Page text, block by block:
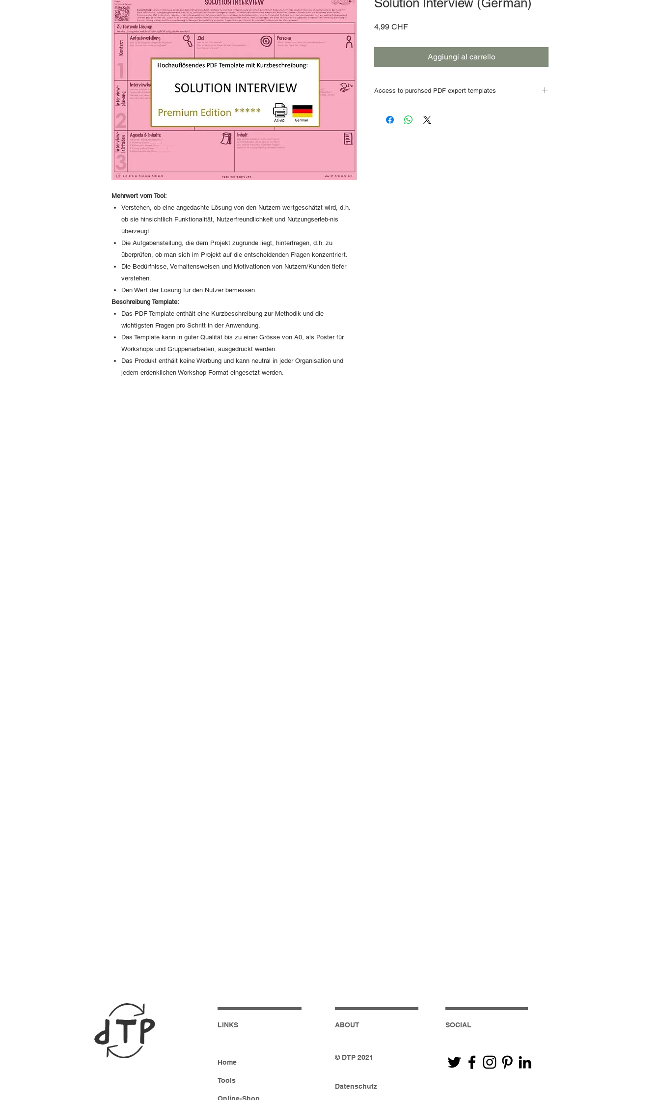
Mehrwert vom Tool:
Verstehen, ob eine angedachte Lösung von den Nutzern wertgeschätzt wird, d.h.
ob sie hinsichtlich Funktionalität, Nutzerfreundlichkeit und Nutzungserleb-nis
überzeugt.
Die Aufgabenstellung, die dem Projekt zugrunde liegt, hinterfragen, d.h. zu
überprüfen, ob man sich im Projekt auf die entscheidenden Fragen konzentriert.
Die Bedürfnisse, Verhaltensweisen und Motivationen von Nutzern/Kunden tiefer
verstehen.
Den Wert der Lösung für den Nutzer bemessen.
Beschreibung Template:
Das PDF Template enthält eine Kurzbeschreibung zur Methodik und die
wichtigsten Fragen pro Schritt in der Anwendung.
Das Template kann in guter Qualität bis zu einer Grösse von A0, als Poster für
Workshops und Gruppenarbeiten, ausgedruckt werden.
Das Produkt enthält keine Werbung und kann neutral in jeder Organisation und
jedem erdenklichen Workshop Format eingesetzt werden.
Solution Interview (German)
4,99 CHFPrezzo
Aggiungi al carrello
Access to purchsed PDF expert templates
web link
to access the PDF templates
LINKS
Home
Tools
ABOUT
© DTP 2021
SOCIAL
Datenschutz